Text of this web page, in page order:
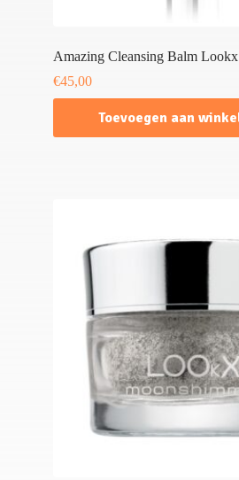
Amazing Cleansing Balm Lookx
€45,00
Toevoegen aan